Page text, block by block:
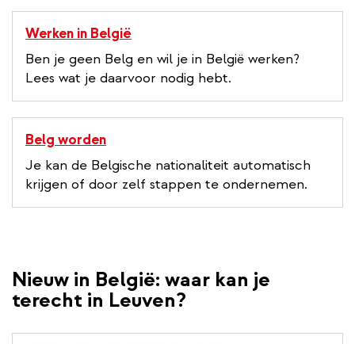
Werken in België
Ben je geen Belg en wil je in België werken?
Lees wat je daarvoor nodig hebt.
Belg worden
Je kan de Belgische nationaliteit automatisch
krijgen of door zelf stappen te ondernemen.
Nieuw in België: waar kan je
terecht in Leuven?